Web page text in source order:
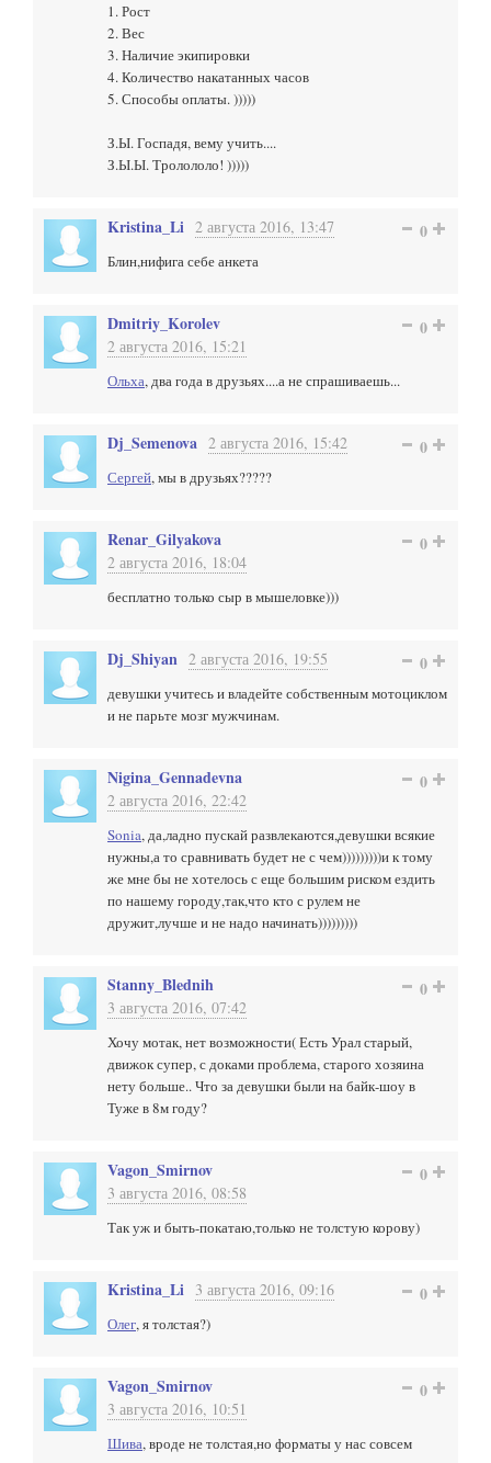
1. Рост
2. Вес
3. Наличие экипировки
4. Количество накатанных часов
5. Способы оплаты. )))))
З.Ы. Госпадя, вему учить....
З.Ы.Ы. Тролололо! )))))
Kristina_Li 2 августа 2016, 13:47 0
Блин,нифига себе анкета
Dmitriy_Korolev
2 августа 2016, 15:21
0
Ольха, два года в друзьях....а не спрашиваешь...
Dj_Semenova 2 августа 2016, 15:42 0
Сергей, мы в друзьях?????
Renar_Gilyakova
2 августа 2016, 18:04
0
бесплатно только сыр в мышеловке)))
Dj_Shiyan 2 августа 2016, 19:55 0
девушки учитесь и владейте собственным мотоциклом
и не парьте мозг мужчинам.
Nigina_Gennadevna
2 августа 2016, 22:42
0
Sonia, да,ладно пускай развлекаются,девушки всякие
нужны,а то сравнивать будет не с чем)))))))))и к тому
же мне бы не хотелось с еще большим риском ездить
по нашему городу,так,что кто с рулем не
дружит,лучше и не надо начинать)))))))))
Stanny_Blednih
3 августа 2016, 07:42
0
Хочу мотак, нет возможности( Есть Урал старый,
движок супер, с доками проблема, старого хозяина
нету больше.. Что за девушки были на байк-шоу в
Туже в 8м году?
Vagon_Smirnov
3 августа 2016, 08:58
0
Так уж и быть-покатаю,только не толстую корову)
Kristina_Li 3 августа 2016, 09:16 0
Олег, я толстая?)
Vagon_Smirnov
3 августа 2016, 10:51
0
Шива, вроде не толстая,но форматы у нас совсем